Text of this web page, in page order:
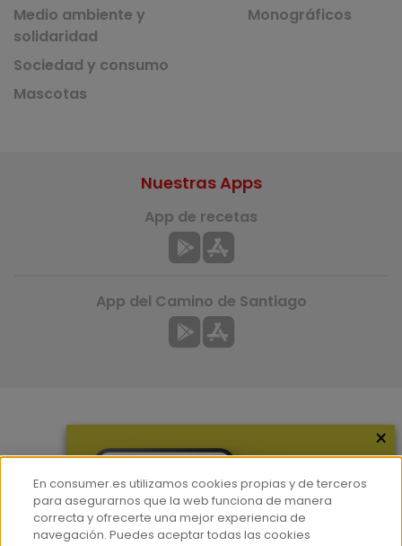
Medio ambiente y
solidaridad
Sociedad y consumo
Mascotas
Monográficos
Hemeroteca
Contacto
Nuestras Apps
App de recetas
App del Camino de Santiago
×
En consumer.es utilizamos cookies propias y de terceros
para asegurarnos que la web funciona de manera
correcta y ofrecerte una mejor experiencia de
navegación. Puedes aceptar todas las cookies